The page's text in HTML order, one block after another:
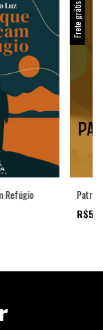
Refúgio
Frete grátis
Patri-